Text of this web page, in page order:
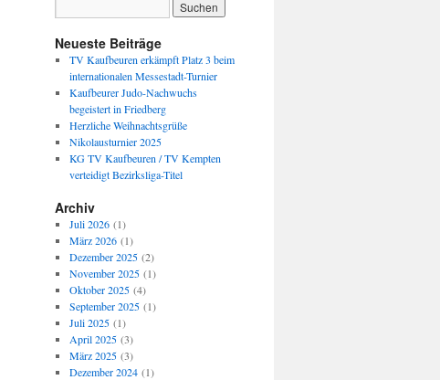
Neueste Beiträge
TV Kaufbeuren erkämpft Platz 3 beim
internationalen Messestadt-Turnier
Kaufbeurer Judo-Nachwuchs
begeistert in Friedberg
Herzliche Weihnachtsgrüße
Nikolausturnier 2025
KG TV Kaufbeuren / TV Kempten
verteidigt Bezirksliga-Titel
Archiv
Juli 2026(1)
März 2026(1)
Dezember 2025(2)
November 2025(1)
Oktober 2025(4)
September 2025(1)
Juli 2025(1)
April 2025(3)
März 2025(3)
Dezember 2024(1)